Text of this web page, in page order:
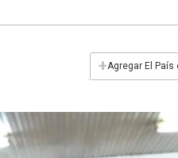
+Agregar El País